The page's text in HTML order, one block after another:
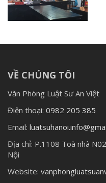
VỀ CHÚNG TÔI
Văn Phòng Luật Sư An Việt
Điện thoại: 0982 205 385
Email:
Địa chỉ: P.1108 Toà nhà
Nội
Website: